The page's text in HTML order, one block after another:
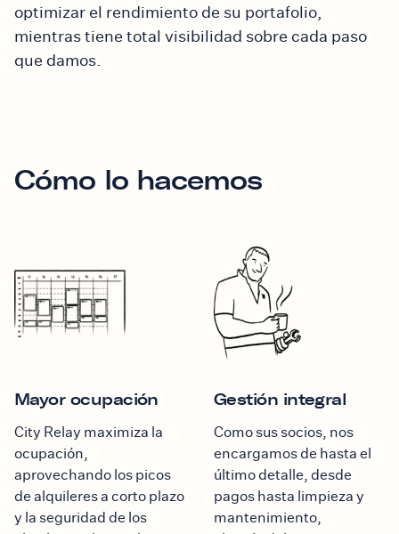
optimizar el rendimiento de su portafolio,
mientras tiene total visibilidad sobre cada paso
que damos.
Cómo lo hacemos
Mayor ocupación
City Relay maximiza la
ocupación,
aprovechando los picos
de alquileres a corto plazo
y la seguridad de los
Gestión integral
Como sus socios, nos
encargamos de hasta el
último detalle, desde
pagos hasta limpieza y
mantenimiento,